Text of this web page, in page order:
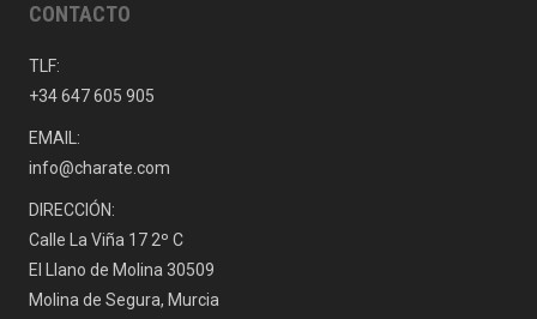
CONTACTO
TLF:
+34 647 605 905
EMAIL:
info@charate.com
DIRECCIÓN:
Calle La Viña 17 2º C
El Llano de Molina 30509
Molina de Segura, Murcia